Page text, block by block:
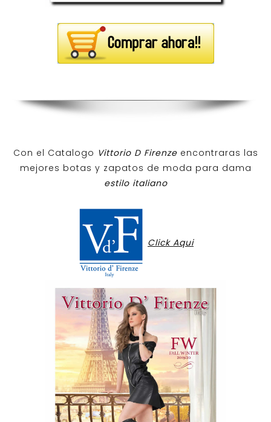
Con el Catalogo Vittorio D Firenzeencontraras las
mejores botas y zapatos de moda para dama
estilo italiano
Click Aqui